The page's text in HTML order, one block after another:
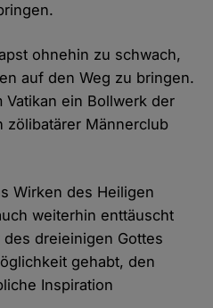
ohnehin zu schwach,
auf den Weg zu bringen.
Vatikan ein Bollwerk der
zölibatärer Männerclub
Wirken des Heiligen
weiterhin enttäuscht
dreieinigen Gottes
gehabt, den
Inspiration